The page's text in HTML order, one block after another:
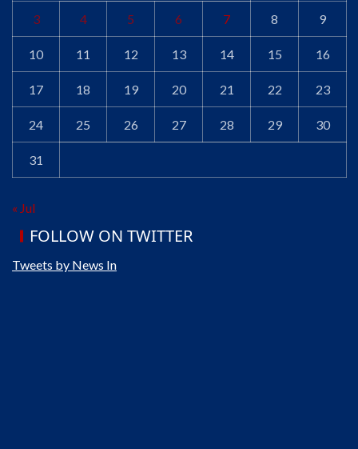
3 4 5 6 7 8 9
10 11 12 13 14 15 16
17 18 19 20 21 22 23
24 25 26 27 28 29 30
31
« Jul
FOLLOW ON TWITTER
Tweets by News In